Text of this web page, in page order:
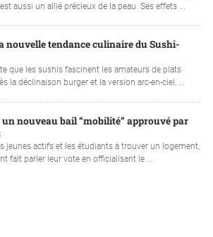
aussi un allié précieux de la peau. Ses effets ...
nouvelle tendance culinaire du Sushi-
que les sushis fascinent les amateurs de plats
la déclinaison burger et la version arc-en-ciel, ...
un nouveau bail “mobilité” approuvé par
jeunes actifs et les étudiants à trouver un logement,
fait parler leur vote en officialisant le ...